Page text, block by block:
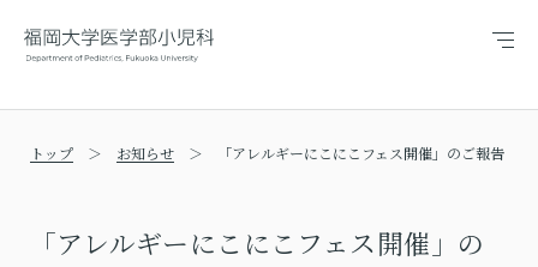
メ
ー
トップ お知らせ 「アレルギーにこにこフェス開催」のご報告
「アレルギーにこにこフェス開催」の